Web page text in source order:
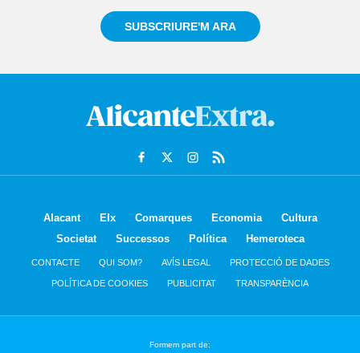
SUBSCRIURE'M ARA
Alacant Elx Comarques Economia
Cultura
Societat
Successos Política Hemeroteca
CONTACTE QUI SOM? AVÍS LEGAL PROTECCIÓ DE DADES
POLÍTICA DE COOKIES PUBLICITAT TRANSPARÈNCIA
Formem part de: